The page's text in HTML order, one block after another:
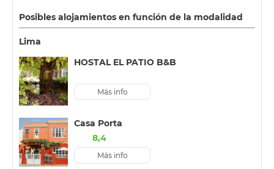
Posibles alojamientos en función de la modalidad
Lima
HOSTAL EL PATIO B&B
Más info
Casa Porta
8,4
Más info